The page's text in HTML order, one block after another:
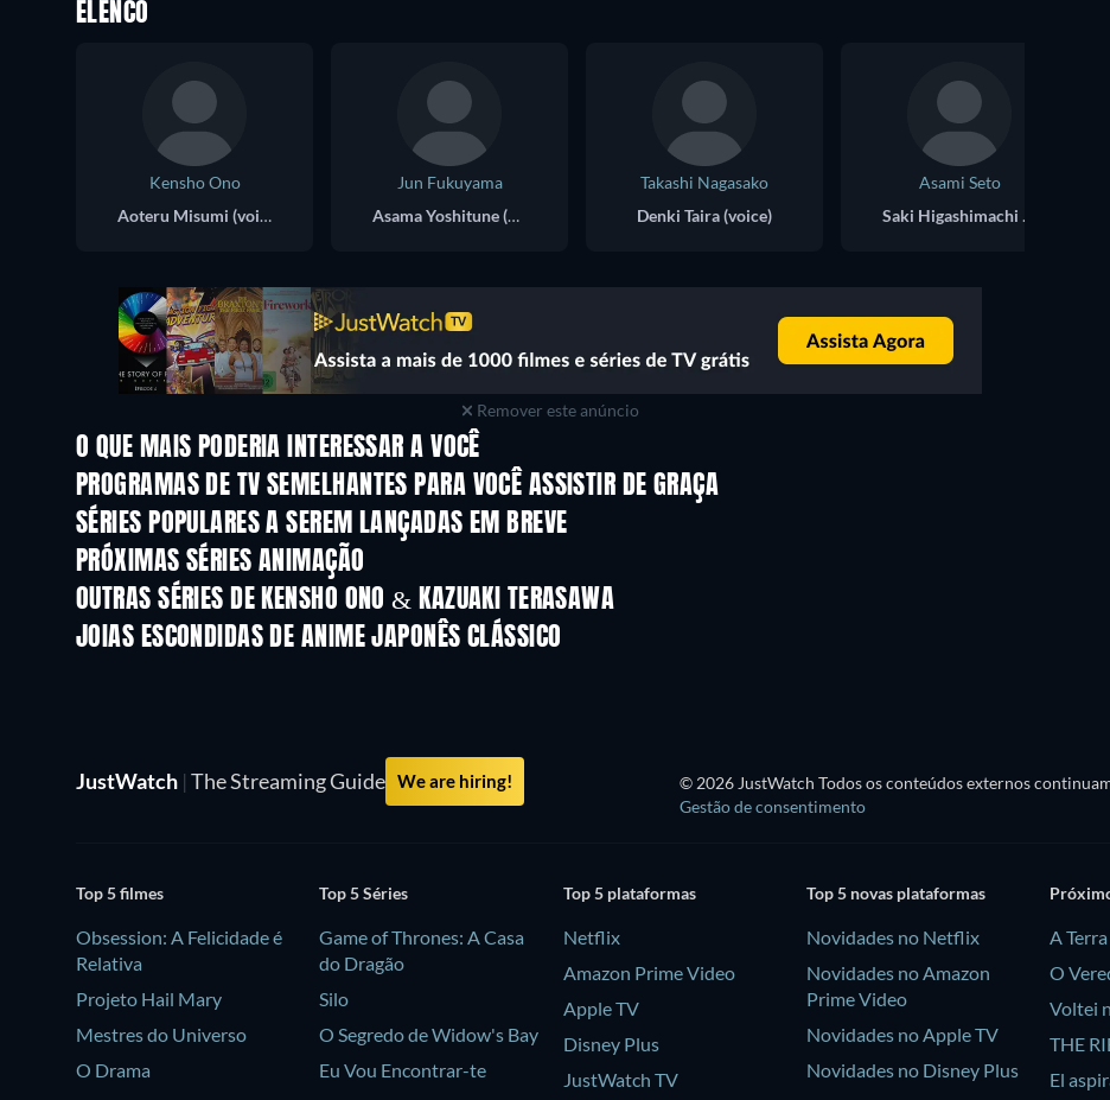
ELENCO
Kensho Ono
Aoteru Misumi (voice)
Jun Fukuyama
Asama Yoshitune (voice)
Takashi Nagasako
Denki Taira (voice)
Asami Seto
Saki Higashimachi (voice)
Remover este anúncio
O QUE MAIS PODERIA INTERESSAR A VOCÊ
Série
PROGRAMAS DE TV SEMELHANTES PARA VOCÊ ASSISTIR DE GRAÇA
Série Série
SÉRIES POPULARES A SEREM LANÇADAS EM BREVE
Série Série
PRÓXIMAS SÉRIES ANIMAÇÃO
Temporada 2
OUTRAS SÉRIES DE KENSHO ONO & KAZUAKI TERASAWA
Série Série
JOIAS ESCONDIDAS DE ANIME JAPONÊS CLÁSSICO
Série
JustWatch | The Streaming Guide We are hiring! © 2026 JustWatch Todos os conteúdos externos
Gestão de consentimento
Top 5 filmes
Obsession: A Felicidade é
Relativa
Projeto Hail Mary
Mestres do Universo
O Drama
Top 5 Séries
Game of Thrones: A Casa
do Dragão
Silo
O Segredo de Widow's Bay
Eu Vou Encontrar-te
Top 5 plataformas
Netflix
Amazon Prime Video
Apple TV
Disney Plus
JustWatch TV
Top 5 novas plataformas
Novidades no Netflix
Novidades no Amazon
Prime Video
Novidades no Apple TV
Novidades no Disney Plus
A
O
Voltei
THE
El